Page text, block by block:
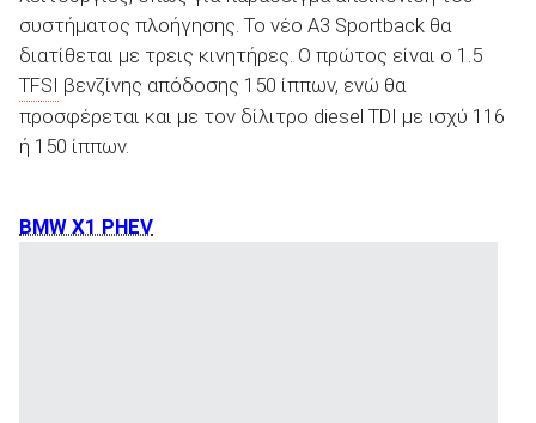
συστήματος πλοήγησης. Το νέο A3 Sportback θα
διατίθεται με τρεις κινητήρες. Ο πρώτος είναι ο 1.5
TFSI βενζίνης απόδοσης 150 ίππων, ενώ θα
προσφέρεται και με τον δίλιτρο diesel TDI με ισχύ 116
ή 150 ίππων.
BMW X1 PHEV